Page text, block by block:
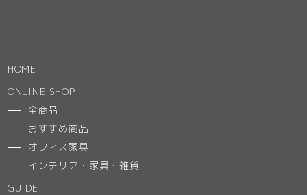
HOME
ONLINE SHOP
全商品
おすすめ商品
オフィス家具
インテリア・家具・雑貨
GUIDE